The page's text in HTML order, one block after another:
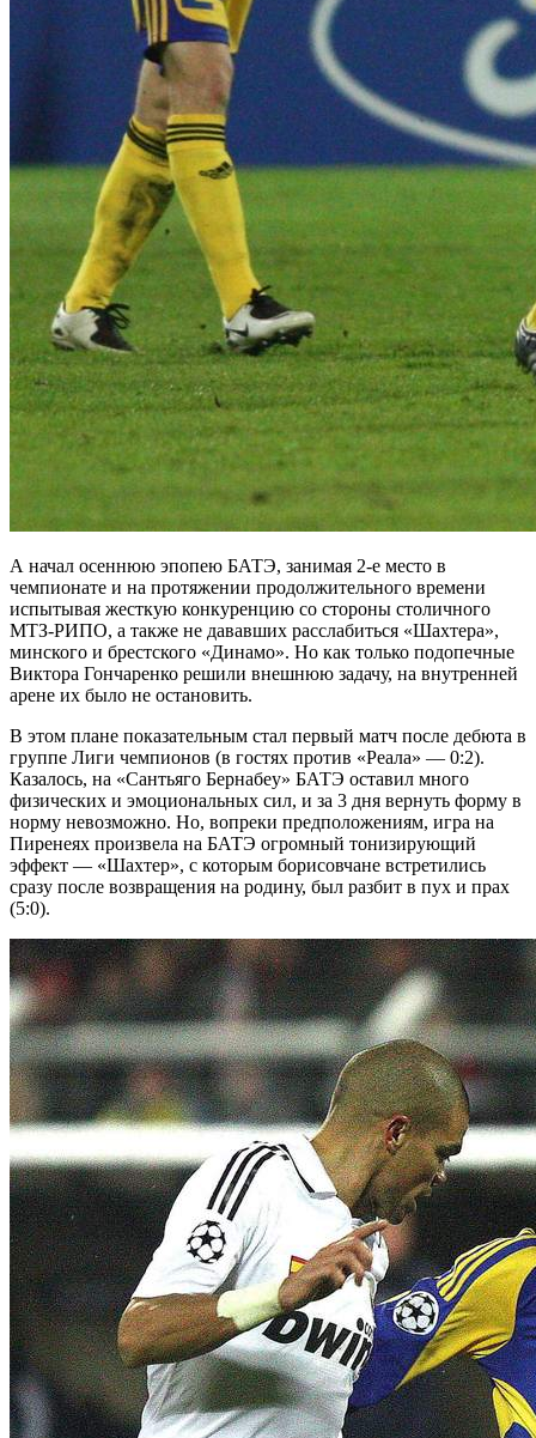
А начал осеннюю эпопею БАТЭ, занимая 2-е место в
чемпионате и на протяжении продолжительного времени
испытывая жесткую конкуренцию со стороны столичного
МТЗ-РИПО, а также не дававших расслабиться «Шахтера»,
минского и брестского «Динамо». Но как только подопечные
Виктора Гончаренко решили внешнюю задачу, на внутренней
арене их было не остановить.
В этом плане показательным стал первый матч после дебюта в
группе Лиги чемпионов (в гостях против «Реала» — 0:2).
Казалось, на «Сантьяго Бернабеу» БАТЭ оставил много
физических и эмоциональных сил, и за 3 дня вернуть форму в
норму невозможно. Но, вопреки предположениям, игра на
Пиренеях произвела на БАТЭ огромный тонизирующий
эффект — «Шахтер», с которым борисовчане встретились
сразу после возвращения на родину, был разбит в пух и прах
(5:0).